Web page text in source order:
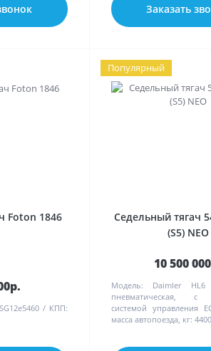
Заказать
Foton 1846
КПП:
Популярный
Седельный тягач
(S5) NEO
10 500
Модель: Daimler HL6
пневматическая, с
системой управления
масса автопоезда, кг: